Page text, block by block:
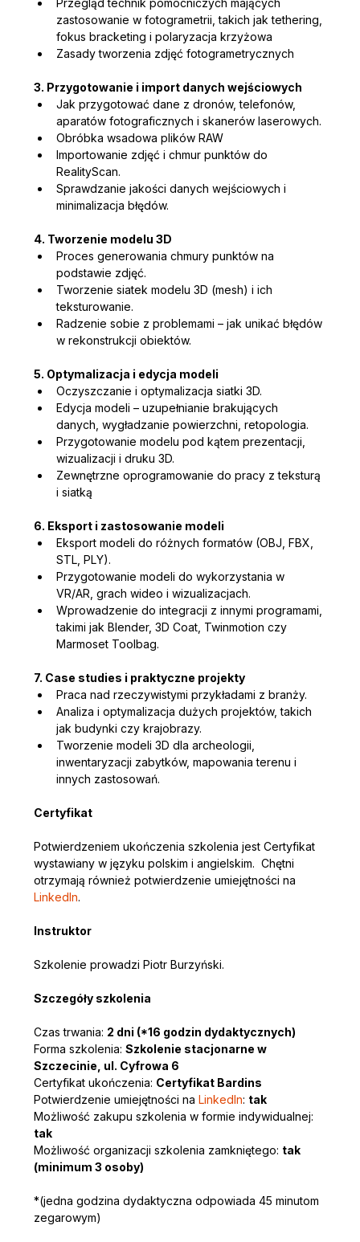
Przegląd technik pomocniczych mających
zastosowanie w fotogrametrii, takich jak tethering,
fokus bracketing i polaryzacja krzyżowa
Zasady tworzenia zdjęć fotogrametrycznych
3. Przygotowanie i import danych wejściowych
Jak przygotować dane z dronów, telefonów,
aparatów fotograficznych i skanerów laserowych.
Obróbka wsadowa plików RAW
Importowanie zdjęć i chmur punktów do
RealityScan.
Sprawdzanie jakości danych wejściowych i
minimalizacja błędów.
4. Tworzenie modelu 3D
Proces generowania chmury punktów na
podstawie zdjęć.
Tworzenie siatek modelu 3D (mesh) i ich
teksturowanie.
Radzenie sobie z problemami – jak unikać błędów
w rekonstrukcji obiektów.
5. Optymalizacja i edycja modeli
Oczyszczanie i optymalizacja siatki 3D.
Edycja modeli – uzupełnianie brakujących
danych, wygładzanie powierzchni, retopologia.
Przygotowanie modelu pod kątem prezentacji,
wizualizacji i druku 3D.
Zewnętrzne oprogramowanie do pracy z teksturą
i siatką
6. Eksport i zastosowanie modeli
Eksport modeli do różnych formatów (OBJ, FBX,
STL, PLY).
Przygotowanie modeli do wykorzystania w
VR/AR, grach wideo i wizualizacjach.
Wprowadzenie do integracji z innymi programami,
takimi jak Blender, 3D Coat, Twinmotion czy
Marmoset Toolbag.
7. Case studies i praktyczne projekty
Praca nad rzeczywistymi przykładami z branży.
Analiza i optymalizacja dużych projektów, takich
jak budynki czy krajobrazy.
Tworzenie modeli 3D dla archeologii,
inwentaryzacji zabytków, mapowania terenu i
innych zastosowań.
Certyfikat
Potwierdzeniem ukończenia szkolenia jest Certyfikat
wystawiany w języku polskim i angielskim.  Chętni
otrzymają również potwierdzenie umiejętności na
LinkedIn.
Instruktor
Szkolenie prowadzi Piotr Burzyński.
Szczegóły szkolenia
Czas trwania: 2 dni (*16 godzin dydaktycznych)
Forma szkolenia: Szkolenie stacjonarne w
Szczecinie, ul. Cyfrowa 6
Certyfikat ukończenia: Certyfikat Bardins
Potwierdzenie umiejętności na LinkedIn: tak
Możliwość zakupu szkolenia w formie indywidualnej:
tak
Możliwość organizacji szkolenia zamkniętego: tak
(minimum 3 osoby)
*(jedna godzina dydaktyczna odpowiada 45 minutom
zegarowym)